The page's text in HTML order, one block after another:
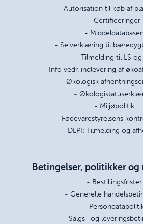
- Autorisation til køb af
- Certificeringer
-
- Selverklæring til
- Tilmelding til LS og
- Info vedr. indlevering af
- Økologisk
-
- Miljøpolitik
- Fødevarestyrelsens
- DLPI: Tilmelding og
Betingelser, politikker
- Bestillingsfrister
- Generelle
-
- Salgs- og